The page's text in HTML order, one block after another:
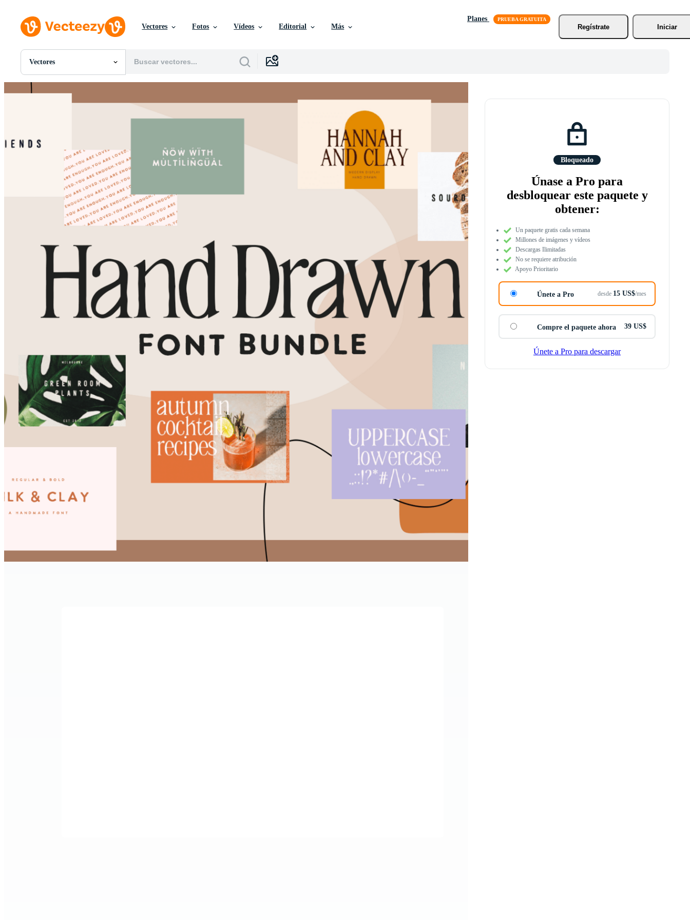
Vectores Fotos Vídeos Editorial Más
Planes
Regístrate
Iniciar
Vectores
Todas Imágenes
Gráficos en Movimiento
Imágenes Editoriales
Eventos Editoriales
Bloqueado
Únase a Pro para
desbloquear este paquete y
obtener:
Un paquete gratis cada semana
Millones de imágenes y vídeos
Descargas Ilimitadas
No se requiere atribución
Apoyo Prioritario
Únete a Pro desde 15 US$/mes
Compre el paquete ahora 39 US$
Únete a Pro para descargar